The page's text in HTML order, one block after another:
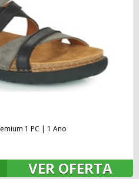
1 PC | 1 Ano
VER OFERTA